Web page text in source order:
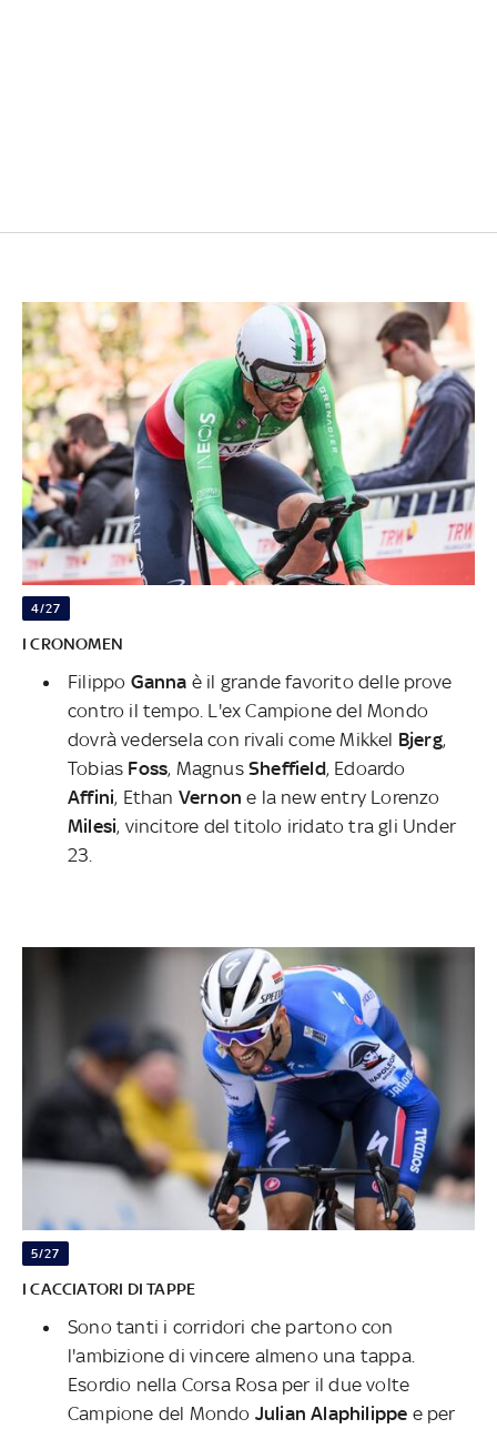
4/27
I CRONOMEN
Filippo Ganna è il grande favorito delle prove
contro il tempo. L'ex Campione del Mondo
dovrà vedersela con rivali come Mikkel Bjerg,
Tobias Foss, MagnusSheffield, Edoardo
Affini, Ethan Vernone la new entry Lorenzo
Milesi, vincitore del titolo iridato tra gli Under
23.
5/27
I CACCIATORI DI TAPPE
Sono tanti i corridori che partono con
l'ambizione di vincere almeno una tappa.
Esordio nella Corsa Rosa per il due volte
Campione del Mondo Julian Alaphilippe e per